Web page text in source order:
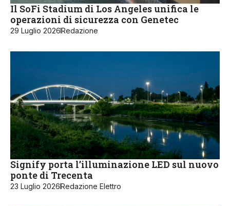
Il SoFi Stadium di Los Angeles unifica le
operazioni di sicurezza con Genetec
29 Luglio 2026Redazione
Signify porta l’illuminazione LED sul nuovo
ponte di Trecenta
23 Luglio 2026Redazione Elettro